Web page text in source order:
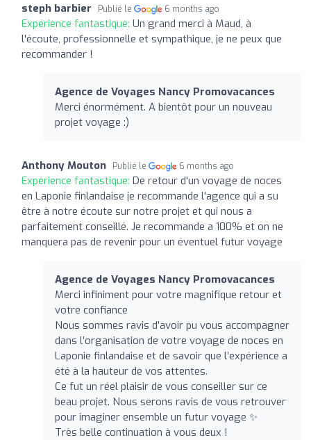
steph barbier Publié le 6 months ago
Expérience fantastique: Un grand merci à Maud, à
l'écoute, professionnelle et sympathique, je ne peux que
recommander !
Agence de Voyages Nancy Promovacances
Merci énormément. A bientôt pour un nouveau
projet voyage :)
Anthony Mouton Publié le 6 months ago
Expérience fantastique: De retour d'un voyage de noces
en Laponie finlandaise je recommande l'agence qui a su
être à notre écoute sur notre projet et qui nous a
parfaitement conseillé. Je recommande a 100% et on ne
manquera pas de revenir pour un éventuel futur voyage
Agence de Voyages Nancy Promovacances
Merci infiniment pour votre magnifique retour et
votre confiance
Nous sommes ravis d’avoir pu vous accompagner
dans l’organisation de votre voyage de noces en
Laponie finlandaise et de savoir que l’expérience a
été à la hauteur de vos attentes.
Ce fut un réel plaisir de vous conseiller sur ce
beau projet. Nous serons ravis de vous retrouver
pour imaginer ensemble un futur voyage ✨
Très belle continuation à vous deux !